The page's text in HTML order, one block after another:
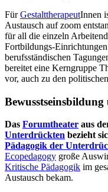
FürGestalttherapeutInnen
Austausch auf zoom
für all die einzeln
Fortbildungs-
berufsständischen
bereitet eine Kerngruppe
vor, auch zu den
Das Forumtheater aus
Unterdrückten bezieht
Pädagogik der
Ecopedagogy große
Kritische Pädagogik im
Austausch bekam.